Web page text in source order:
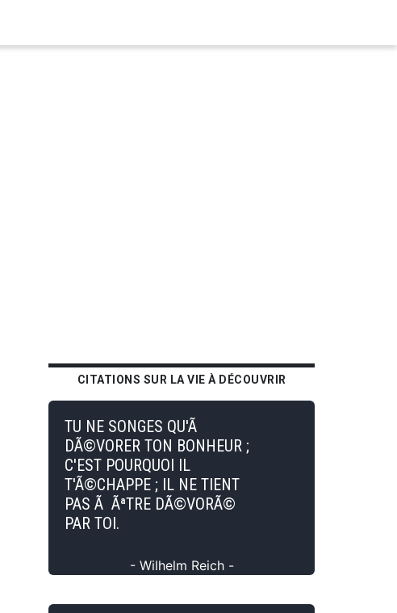
CITATIONS SUR LA VIE À DÉCOUVRIR
TU NE SONGES QU'Ã
DÃ©VORER TON BONHEUR ;
C'EST POURQUOI IL
T'Ã©CHAPPE ; IL NE TIENT
PAS Ã ÃªTRE DÃ©VORÃ©
PAR TOI.
- Wilhelm Reich -